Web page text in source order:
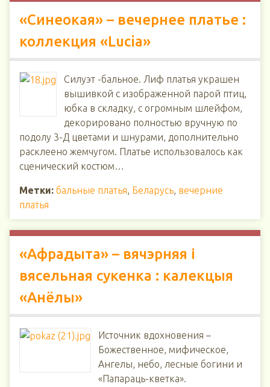
«Синеокая» – вечернее платье :
коллекция «Lucia»
Силуэт -бальное. Лиф платья украшен
вышивкой с изображенной парой птиц,
юбка в складку, с огромным шлейфом,
декорировано полностью вручную по
подолу 3-Д цветами и шнурами, дополнительно
расклеено жемчугом. Платье использовалось как
сценический костюм…
Метки: бальные платья, Беларусь, вечерние
платья
«Афрадыта» – вячэрняя і
вясельная сукенка : калекцыя
«Анёлы»
Источник вдохновения –
Божественное, мифическое,
Ангелы, небо, лесные богини и
«Папараць-кветка».